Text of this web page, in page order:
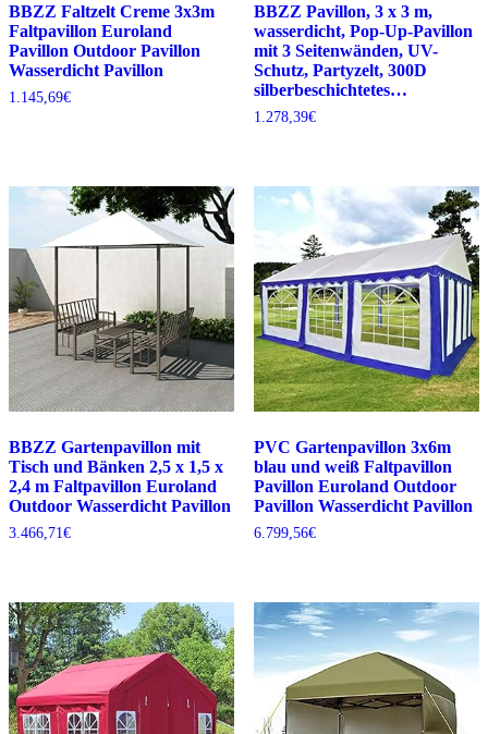
BBZZ Faltzelt Creme 3x3m
Faltpavillon Euroland
Pavillon Outdoor Pavillon
Wasserdicht Pavillon
1.145,69€
BBZZ Pavillon, 3 x 3 m,
wasserdicht, Pop-Up-Pavillon
mit 3 Seitenwänden, UV-
Schutz, Partyzelt, 300D
silberbeschichtetes…
1.278,39€
BBZZ Gartenpavillon mit
Tisch und Bänken 2,5 x 1,5 x
2,4 m Faltpavillon Euroland
Outdoor Wasserdicht Pavillon
3.466,71 €
PVC Gartenpavillon 3x6m
blau und weiß Faltpavillon
Pavillon Euroland Outdoor
Pavillon Wasserdicht Pavillon
6.799,56€